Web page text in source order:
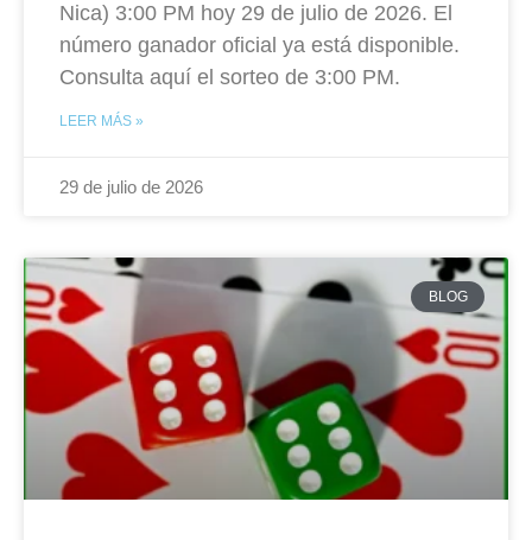
Nica) 3:00 PM hoy 29 de julio de 2026. El
número ganador oficial ya está disponible.
Consulta aquí el sorteo de 3:00 PM.
LEER MÁS »
29 de julio de 2026
BLOG